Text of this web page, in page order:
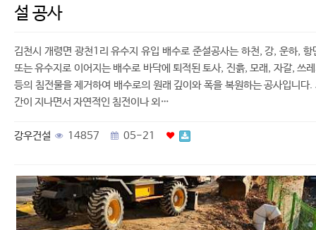
설 공사
김천시 개령면 광천1리 유수지 유입 배수로 준설공사는 하천, 강, 운하, 항
또는 유수지로 이어지는 배수로 바닥에 퇴적된 토사, 진흙, 모래, 자갈, 쓰
등의 침전물을 제거하여 배수로의 원래 깊이와 폭을 복원하는 공사입니다.
간이 지나면서 자연적인 침전이나 외…
강우건설 14857 05-21